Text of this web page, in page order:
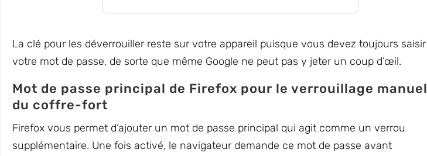
La clé pour les déverrouiller reste sur votre appareil puisque vous devez toujours saisir
votre mot de passe, de sorte que même Google ne peut pas y jeter un coup d’œil.
Mot de passe principal de Firefox pour le verrouillage manuel
du coffre-fort
Firefox vous permet d’ajouter un mot de passe principal qui agit comme un verrou
supplémentaire. Une fois activé, le navigateur demande ce mot de passe avant